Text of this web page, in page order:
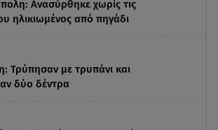
Ανασύρθηκε χωρίς τις
ηλικιωμένος από πηγάδι
Τρύπησαν με τρυπάνι και
δύο δέντρα